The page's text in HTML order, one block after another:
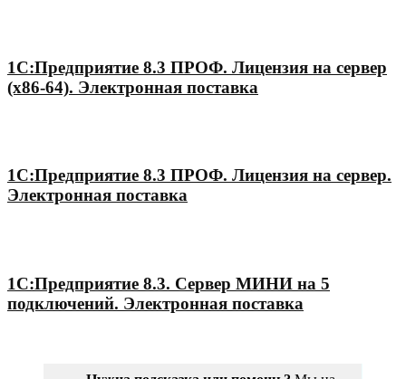
1С:Предприятие 8.3 ПРОФ. Лицензия на сервер
(x86-64). Электронная поставка
1С:Предприятие 8.3 ПРОФ. Лицензия на сервер.
Электронная поставка
1С:Предприятие 8.3. Сервер МИНИ на 5
подключений. Электронная поставка